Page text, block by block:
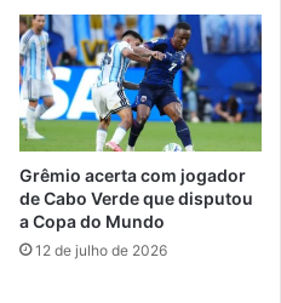
Grêmio acerta com jogador
de Cabo Verde que disputou
a Copa do Mundo
12 de julho de 2026